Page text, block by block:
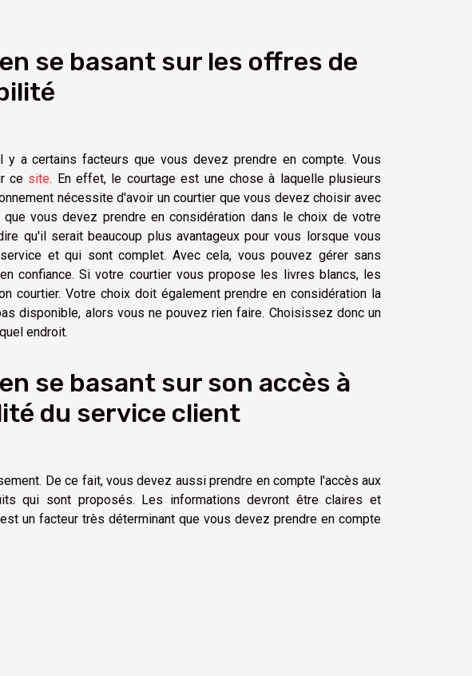
se basant sur les offres de
y a certains facteurs que vous devez prendre en compte. Vous
ce site. En effet, le courtage est une chose à laquelle plusieurs
nécessite d'avoir un courtier que vous devez choisir avec
vous devez prendre en considération dans le choix de votre
qu'il serait beaucoup plus avantageux pour vous lorsque vous
et qui sont complet. Avec cela, vous pouvez gérer sans
confiance. Si votre courtier vous propose les livres blancs, les
courtier. Votre choix doit également prendre en considération la
disponible, alors vous ne pouvez rien faire. Choisissez donc un
endroit.
se basant sur son accès à
du service client
De ce fait, vous devez aussi prendre en compte l'accès aux
qui sont proposés. Les informations devront être claires et
un facteur très déterminant que vous devez prendre en compte